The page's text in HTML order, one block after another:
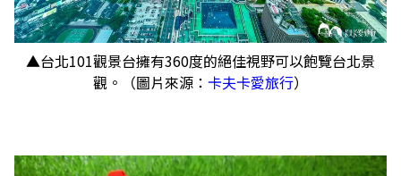
▲台北101觀景台擁有360度的絕佳視野可以飽覽台北景
觀。（圖片來源： 卡夫卡愛旅行）